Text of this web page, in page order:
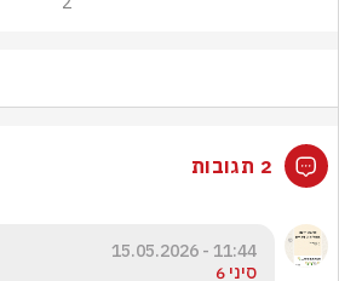
2 תגובות
11:44 - 15.05.2026
סיני 6